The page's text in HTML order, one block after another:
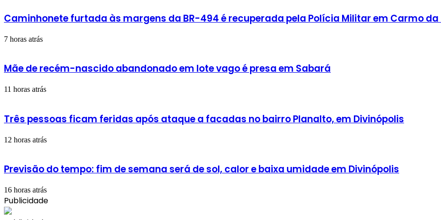
Caminhonete furtada às margens da BR-494 é recuperada pela Polícia Militar em Carmo
7 horas atrás
Mãe de recém-nascido abandonado em lote vago é presa em Sabará
11 horas atrás
Três pessoas ficam feridas após ataque a facadas no bairro Planalto, em Divinópolis
12 horas atrás
Previsão do tempo: fim de semana será de sol, calor e baixa umidade em Divinópolis
16 horas atrás
Publicidade